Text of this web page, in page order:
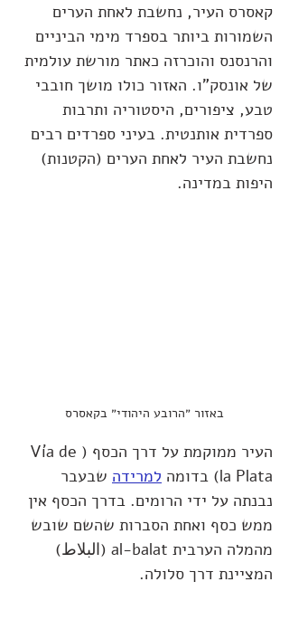
קאסרס העיר, נחשבת לאחת הערים
השמורות ביותר בספרד מימי הביניים
והרנסנס והוכרזה כאתר מורשת עולמית
של אונסק"ו. האזור כולו מושך חובבי
טבע, ציפורים, היסטוריה ותרבות
ספרדית אותנטית. בעיני ספרדים רבים
נחשבת העיר לאחת הערים (הקטנות)
היפות במדינה.
באזור ״הרובע היהודי״ בקאסרס
העיר ממוקמת על דרך הכסף (Vía de
la Plata) בדומה
למרידה שבעבר
נבנתה על ידי הרומים. בדרך הכסף אין
ממש כסף ואחת הסברות שהשם שובש
מהמלה הערבית al-balat (البلاط)
המציינת דרך סלולה.